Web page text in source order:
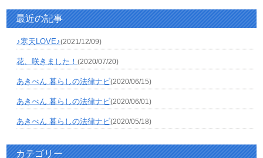
最近の記事
♪寒天LOVE♪(2021/12/09)
花、咲きました！(2020/07/20)
あきべん 暮らしの法律ナビ(2020/06/15)
あきべん 暮らしの法律ナビ(2020/06/01)
あきべん 暮らしの法律ナビ(2020/05/18)
カテゴリー